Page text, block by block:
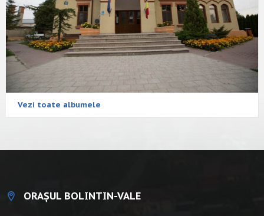
Vezi toate albumele
ORAȘUL BOLINTIN-VALE